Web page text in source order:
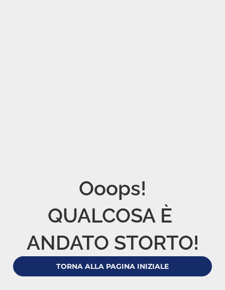
Ooops!
QUALCOSA È
ANDATO STORTO!
TORNA ALLA PAGINA INIZIALE